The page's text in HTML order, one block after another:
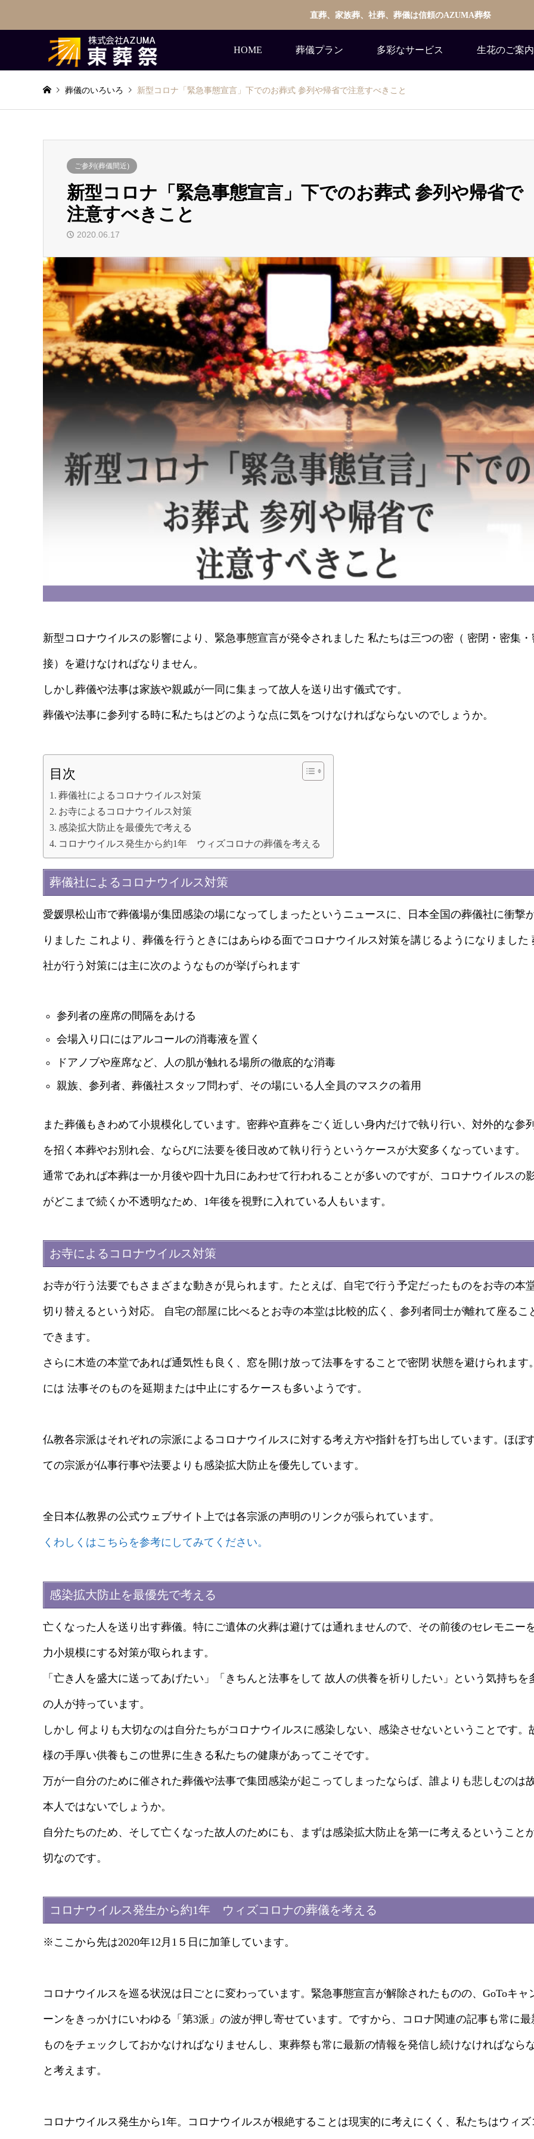
直葬、家族葬、社葬、葬儀は信頼のAZUMA葬祭
HOME 葬儀プラン 多彩なサービス 生花のご案内
葬儀のいろいろ 新型コロナ「緊急事態宣言」下でのお葬式 参列や帰省で注意すべきこと
ご参列(葬儀間近)
新型コロナ「緊急事態宣言」下でのお葬式 参列や帰省で
注意すべきこと
2020.06.17
新型コロナウイルスの影響により、緊急事態宣言が発令されました 私たちは三つの密（ 密閉・密集・
接）を避けなければなりません。
しかし葬儀や法事は家族や親戚が一同に集まって故人を送り出す儀式です。
葬儀や法事に参列する時に私たちはどのような点に気をつけなければならないのでしょうか。
目次
葬儀社によるコロナウイルス対策
お寺によるコロナウイルス対策
感染拡大防止を最優先で考える
コロナウイルス発生から約1年 ウィズコロナの葬儀を考える
葬儀社によるコロナウイルス対策
愛媛県松山市で葬儀場が集団感染の場になってしまったというニュースに、日本全国の葬儀社に衝撃
りました これより、葬儀を行うときにはあらゆる面でコロナウイルス対策を講じるようになりました
社が行う対策には主に次のようなものが挙げられます
参列者の座席の間隔をあける
会場入り口にはアルコールの消毒液を置く
ドアノブや座席など、人の肌が触れる場所の徹底的な消毒
親族、参列者、葬儀社スタッフ問わず、その場にいる人全員のマスクの着用
また葬儀もきわめて小規模化しています。密葬や直葬をごく近しい身内だけで執り行い、対外的な参
を招く本葬やお別れ会、ならびに法要を後日改めて執り行うというケースが大変多くなっています。
通常であれば本葬は一か月後や四十九日にあわせて行われることが多いのですが、コロナウイルスの
がどこまで続くか不透明なため、1年後を視野に入れている人もいます。
お寺によるコロナウイルス対策
お寺が行う法要でもさまざまな動きが見られます。たとえば、自宅で行う予定だったものをお寺の本
切り替えるという対応。 自宅の部屋に比べるとお寺の本堂は比較的広く、参列者同士が離れて座るこ
できます。
さらに木造の本堂であれば通気性も良く、窓を開け放って法事をすることで密閉 状態を避けられます
には 法事そのものを延期または中止にするケースも多いようです。
仏教各宗派はそれぞれの宗派によるコロナウイルスに対する考え方や指針を打ち出しています。ほぼ
ての宗派が仏事行事や法要よりも感染拡大防止を優先しています。
全日本仏教界の公式ウェブサイト上では各宗派の声明のリンクが張られています。
くわしくはこちらを参考にしてみてください。
感染拡大防止を最優先で考える
亡くなった人を送り出す葬儀。特にご遺体の火葬は避けては通れませんので、その前後のセレモニー
力小規模にする対策が取られます。
「亡き人を盛大に送ってあげたい」「きちんと法事をして 故人の供養を祈りしたい」という気持ちを
の人が持っています。
しかし 何よりも大切なのは自分たちがコロナウイルスに感染しない、感染させないということです。
様の手厚い供養もこの世界に生きる私たちの健康があってこそです。
万が一自分のために催された葬儀や法事で集団感染が起こってしまったならば、誰よりも悲しむのは
本人ではないでしょうか。
自分たちのため、そして亡くなった故人のためにも、まずは感染拡大防止を第一に考えるということ
切なのです。
コロナウイルス発生から約1年 ウィズコロナの葬儀を考える
※ここから先は2020年12月1５日に加筆しています。
コロナウイルスを巡る状況は日ごとに変わっています。緊急事態宣言が解除されたものの、GoToキャ
ーンをきっかけにいわゆる「第3派」の波が押し寄せています。ですから、コロナ関連の記事も常に最
ものをチェックしておかなければなりませんし、東葬祭も常に最新の情報を発信し続けなければなら
と考えます。
コロナウイルス発生から1年。コロナウイルスが根絶することは現実的に考えにくく、私たちはウィズ